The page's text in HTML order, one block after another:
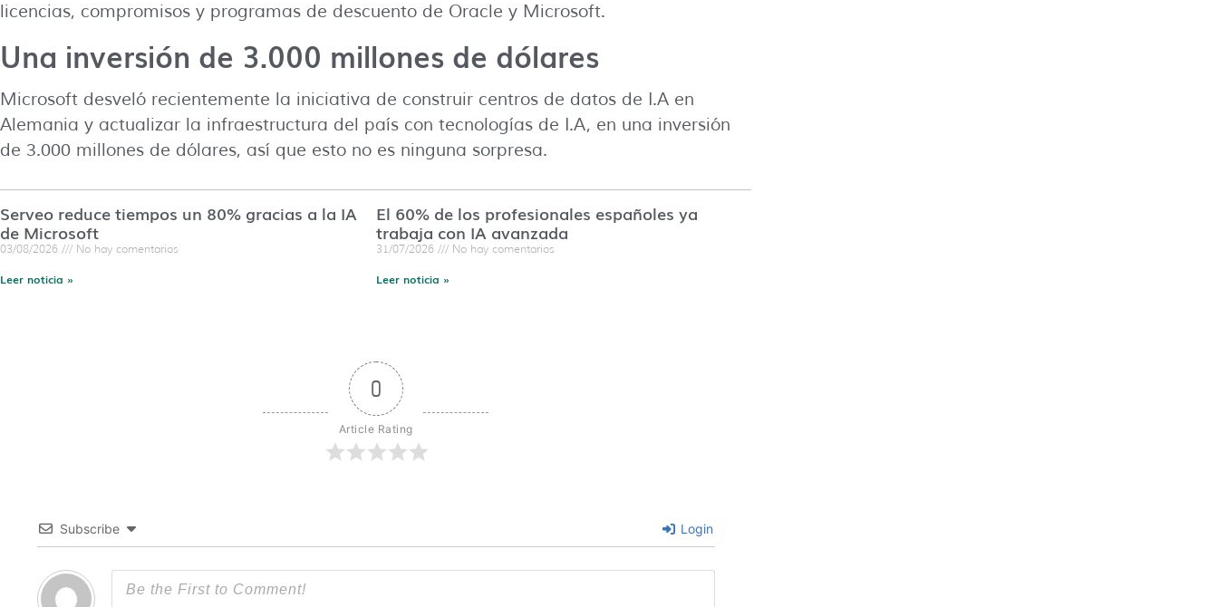
licencias, compromisos y programas de descuento de Oracle y Microsoft.
Una inversión de 3.000 millones de dólares
Microsoft desveló recientemente la iniciativa de construir centros de datos de I.A en
Alemania y actualizar la infraestructura del país con tecnologías de I.A, en una inversión
de 3.000 millones de dólares, así que esto no es ninguna sorpresa.
Serveo reduce tiempos un 80% gracias a la IA
de Microsoft
03/08/2026 No hay comentarios
Leer noticia »
El 60% de los profesionales españoles ya
trabaja con IA avanzada
31/07/2026 No hay comentarios
Leer noticia »
0
Article Rating
Subscribe Login